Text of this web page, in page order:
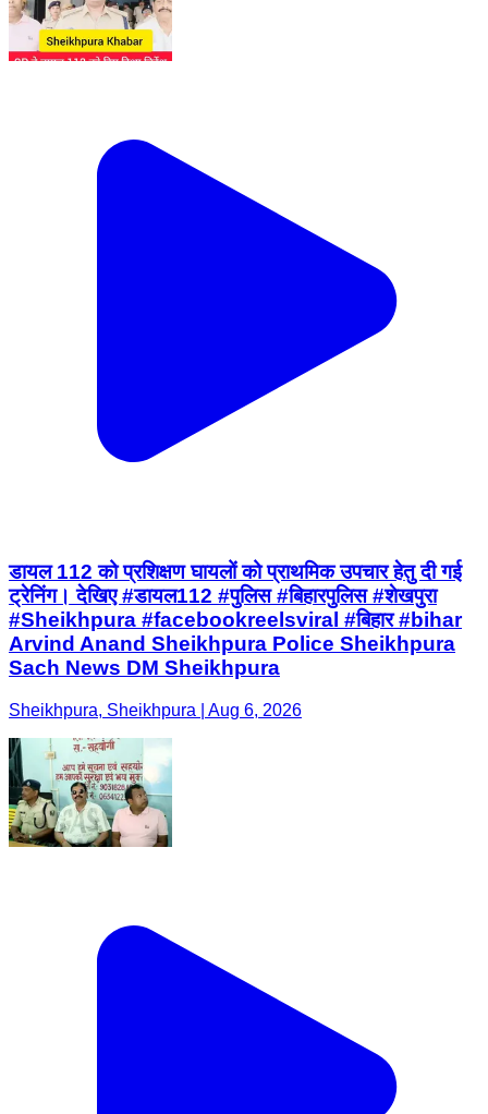
डायल 112 को प्रशिक्षण घायलों को प्राथमिक उपचार हेतु दी गई
ट्रेनिंग। देखिए #डायल112 #पुलिस #बिहारपुलिस #शेखपुरा
#Sheikhpura #facebookreelsviral #बिहार #bihar
Arvind Anand Sheikhpura Police Sheikhpura
Sach News DM Sheikhpura
Sheikhpura, Sheikhpura | Aug 6, 2026